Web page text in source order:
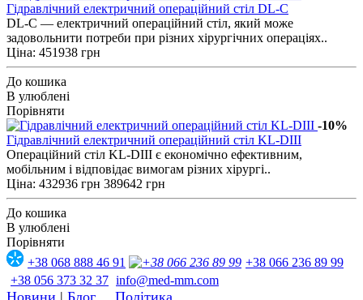
Гідравлічний електричний операційний стіл DL-C
DL-С — електричний операційний стіл, який може
задовольнити потреби при різних хірургічних операціях..
Ціна: 451938 грн
До кошика
В улюблені
Порівняти
-10%
Гідравлічний електричний операційний стіл KL-DIII
Операційний стіл KL-DIII є економічно ефективним,
мобільним і відповідає вимогам різних хірургі..
Ціна: 432936 грн 389642 грн
До кошика
В улюблені
Порівняти
+38 068 888 46 91
+38 066 236 89 99
+38 056 373 32 37 info@med-mm.com
Новини | Блог Політика